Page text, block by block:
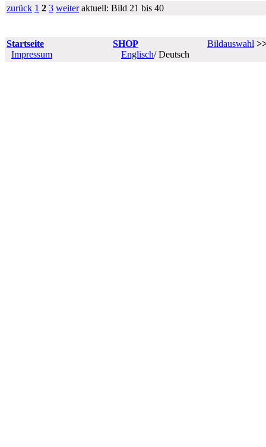
zurück 1 2 3 weiteraktuell: Bild 21 bis 40
Startseite SHOP Bildauswahl
Impressum
Englisch/ Deutsch